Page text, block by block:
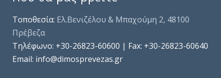
Τοποθεσία: Ελ.Βενιζέλου & Μπαχούμη 2, 48100
Πρέβεζα
Τηλέφωνo: +30-26823-60600 | Fax: +30-26823-60640
Email: info@dimosprevezas.gr